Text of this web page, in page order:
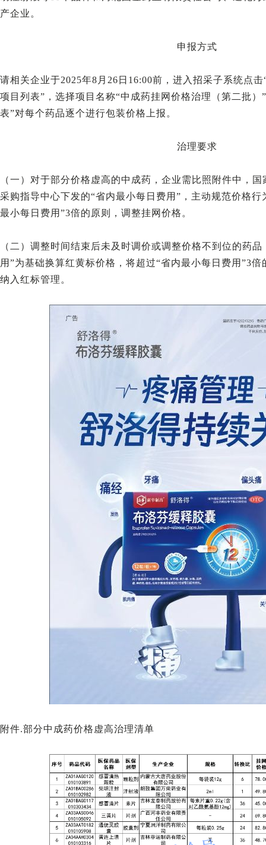
产企业。
申报方式
请相关企业于2025年8月26日16:00前，进入招采子系统点
项目列表”，选择项目名称“中成药挂网价格治理（第二批）
表”对每个药品逐个进行包装价格上报。
治理要求
（一）对于部分价格虚高的中成药，企业需比照附件中，
采购指导中心下发的“省内最小每日费用”，主动规范价格
最小每日费用”3倍的原则，调整挂网价格。
（二）调整时间结束后未及时调价或调整价格不到位的药
用”为基础换算红黄标价格，将超过“省内最小每日费用”3
纳入红标管理。
附件.部分中成药价格虚高治理清单